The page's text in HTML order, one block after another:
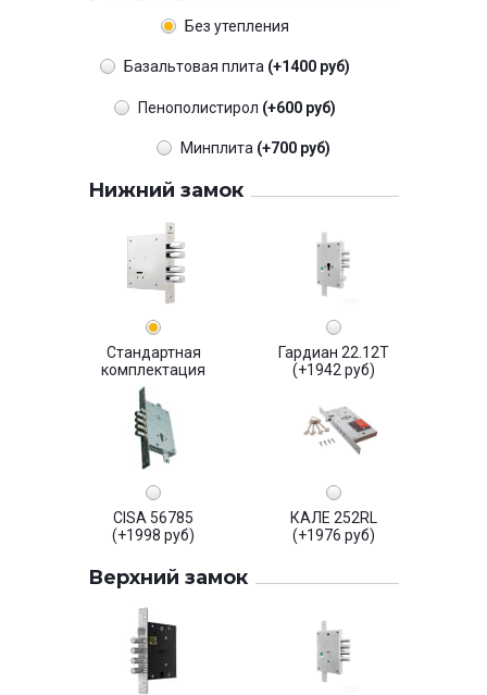
Без утепления
Базальтовая плита (+1400 руб)
Пенополистирол (+600 руб)
Минплита (+700 руб)
Нижний замок
Стандартная
комплектация
Гардиан 22.12Т
(+1942 руб)
CISA 56785
(+1998 руб)
КАЛЕ 252RL
(+1976 руб)
Верхний замок